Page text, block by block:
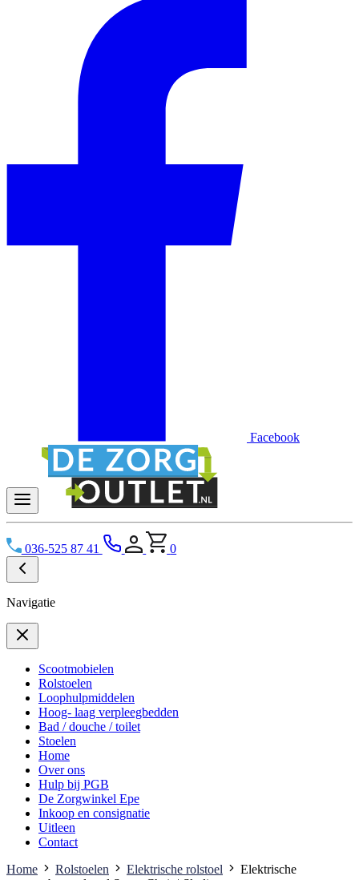
Facebook
036-525 87 41 0
Navigatie
Scootmobielen
Rolstoelen
Loophulpmiddelen
Hoog- laag verpleegbedden
Bad / douche / toilet
Stoelen
Home
Over ons
Hulp bij PGB
De Zorgwinkel Epe
Inkoop en consignatie
Uitleen
Contact
Home
Rolstoelen Elektrische rolstoel
Elektrische